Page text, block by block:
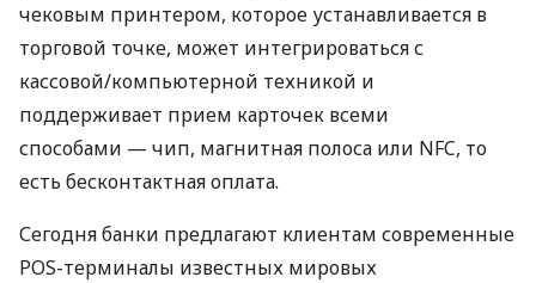
чековым принтером, которое устанавливается в
торговой точке, может интегрироваться с
кассовой/компьютерной техникой и
поддерживает прием карточек всеми
способами — чип, магнитная полоса или NFC, то
есть бесконтактная оплата.
Сегодня банки предлагают клиентам современные
POS-терминалы известных мировых